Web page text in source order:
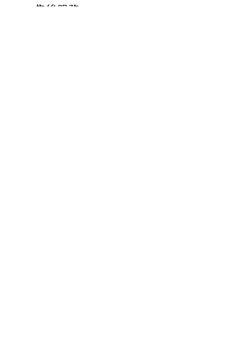
售後服務